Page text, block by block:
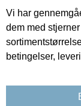
Vi har
dem med
betingelser,